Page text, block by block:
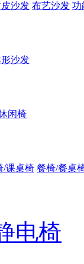
沙发 布艺沙发 功
沙发
闲椅
/课桌椅 餐椅/餐桌
电椅